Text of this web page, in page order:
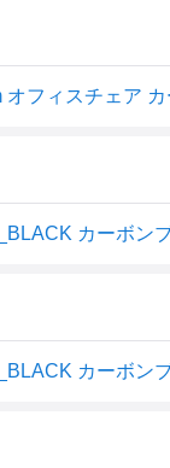
カーボン
カーボン